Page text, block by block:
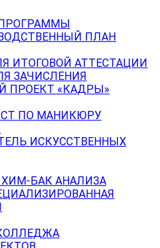
ПЛАН
ИТОГОВОЙ АТТЕСТАЦИИ
ЗАЧИСЛЕНИЯ
ПРОЕКТ «КАДРЫ»
ПО МАНИКЮРУ
ИСКУССТВЕННЫХ
БАК АНАЛИЗА